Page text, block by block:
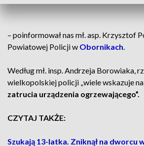
– poinformował nas mł. asp. Krzysztof
Powiatowej Policji w Obornikach.
Według mł. insp. Andrzeja Borowiaka,
wielkopolskiej policji „wiele wskazuje
zatrucia urządzenia ogrzewającego”.
CZYTAJ TAKŻE:
Szukają 13-latka. Zniknął na dworcu